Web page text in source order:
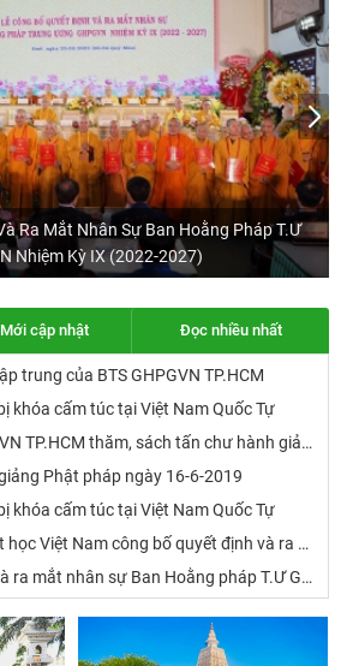
Ra Mắt Nhân Sự Ban Hoằng Pháp T.Ư
Nhiệm Kỳ IX (2022-2027)
Mới cập nhật Đọc nhiều nhất
trung của BTS GHPGVN TP.HCM
khóa cấm túc tại Việt Nam Quốc Tự
TP.HCM thăm, sách tấn chư hành giả an cư
Phật pháp ngày 16-6-2019
khóa cấm túc tại Việt Nam Quốc Tự
công bố quyết định và ra mắt nhân sự nhiệm kỳ IX (2022-2027)
sự Ban Hoằng pháp T.Ư GHPGVN nhiệm kỳ IX (2022-2027)
Giác Lâm, Q.Tân Bình